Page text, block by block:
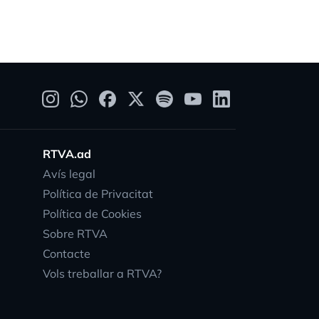
RTVA.ad
Avís legal
Política de Privacitat
Política de Cookies
Sobre RTVA
Contacte
Vols treballar a RTVA?